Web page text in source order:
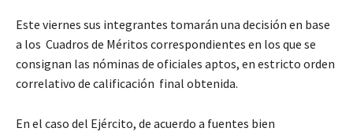
Este viernes sus integrantes tomarán una decisión en base
a los Cuadros de Méritos correspondientes en los que se
consignan las nóminas de oficiales aptos, en estricto orden
correlativo de calificación final obtenida.
En el caso del Ejército, de acuerdo a fuentes bien